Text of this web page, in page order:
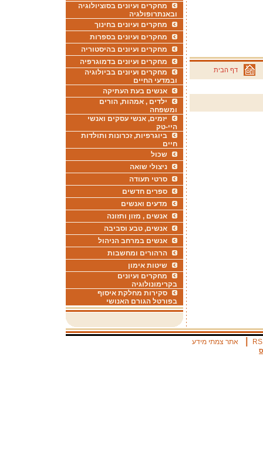
דף הבית
מחקרים ועיונים בסוציולוגיה
ובאנתרופולגיה
מחקרים ועיונים בחינוך
מחקרים ועיונים בספרות
מחקרים ועיונים בהיסטוריה
מחקרים ועיונים בדמוגרפיה
מחקרים ועיונים בביולוגיה
ובמדעי החיים
אנשים בעת העתיקה
ילדים , אמהות, הורים
ומשפחה
יזמים, אנשי עסקים ואנשי
היי-טק
ביוגרפיות, זכרונות ותולדות
חיים
שכול
ניצולי שואה
סרטי תעודה
ספרים חדשים
מדעים ואנשים
אנשים , מזון ותזונה
אנשים, טבע וסביבה
אנשים במרחב הניהול
הרהורים ומחשבות
שיטות אימון
מחקרים ועיונים
בקרימונולוגיה
סקירות מחלקת איסוף
בפורטל הגורם האנושי
אתר צמתי מידע